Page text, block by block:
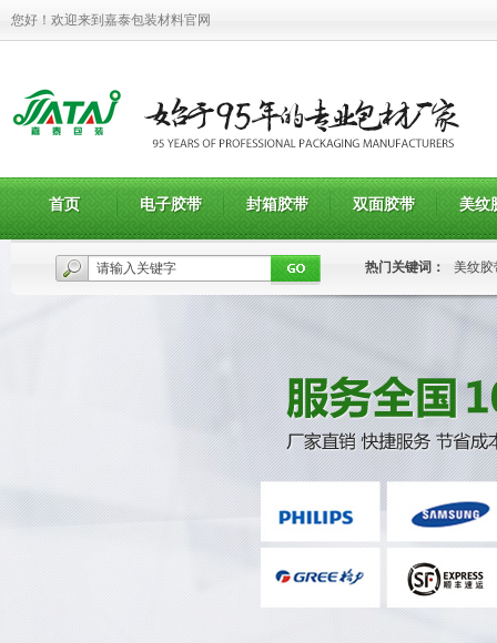
您好！欢迎来到嘉泰包装材料官网
首页 电子胶带 封箱胶带 双面胶带 美纹
热门关键词： 美纹胶